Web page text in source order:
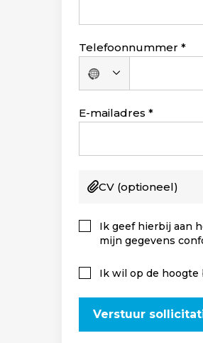
Telefoonnummer
Geen
land
geselecteerd
E-mailadres
CV (optioneel)
Ik geef hierbij aan
mijn gegevens
Ik wil op de hoogte
Verstuur